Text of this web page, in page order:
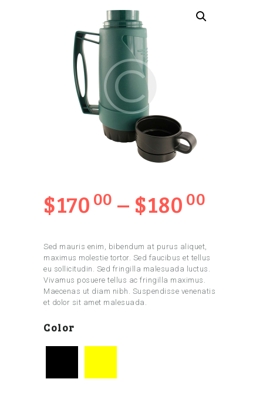
$170 00 – $180 00
Sed mauris enim, bibendum at purus aliquet,
maximus molestie tortor. Sed faucibus et tellus
eu sollicitudin. Sed fringilla malesuada luctus.
Vivamus posuere tellus ac fringilla maximus.
Maecenas ut diam nibh. Suspendisse venenatis
et dolor sit amet malesuada.
Color